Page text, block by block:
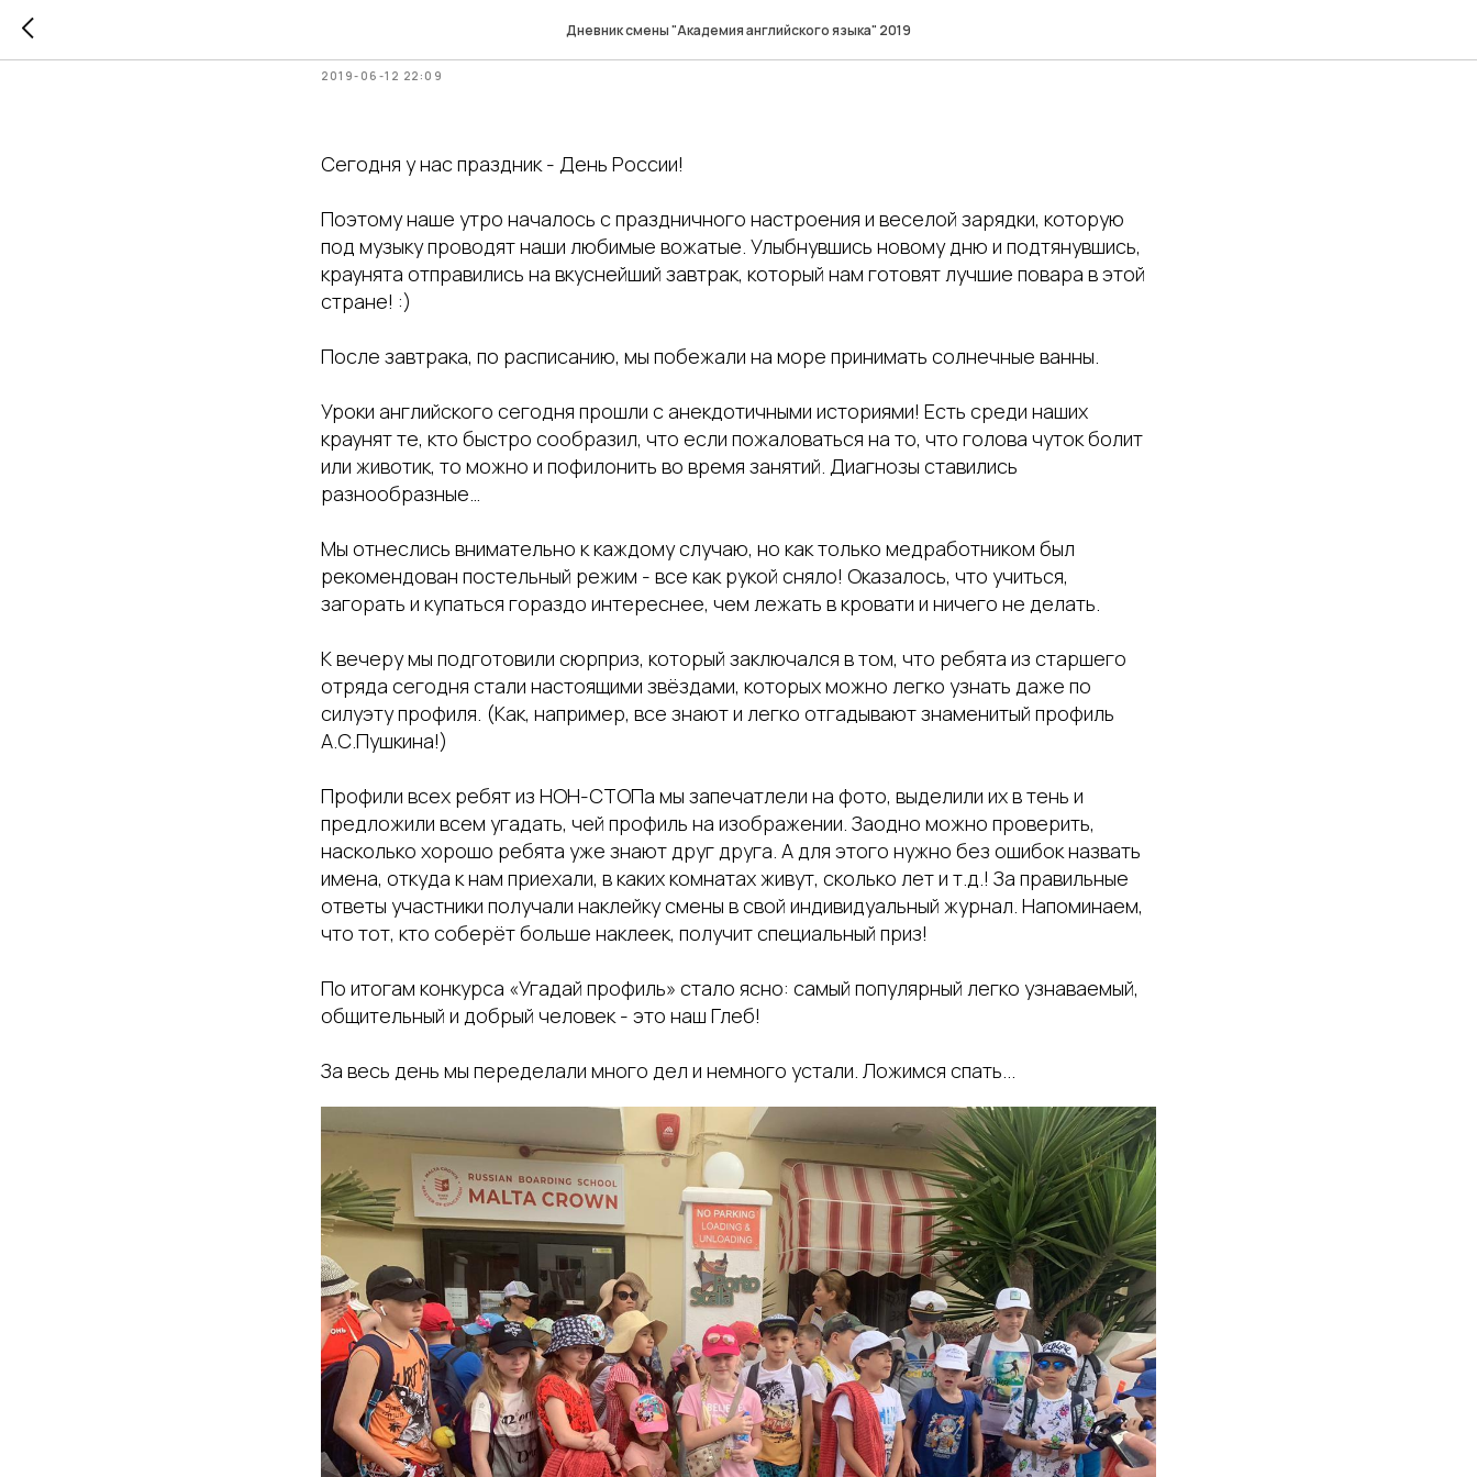
Дневник смены "Академия английского языка" 2019
2019-06-12 22:09
Сегодня у нас праздник - День России!
Поэтому наше утро началось с праздничного настроения и веселой зарядки, которую
под музыку проводят наши любимые вожатые. Улыбнувшись новому дню и подтянувшись,
краунята отправились на вкуснейший завтрак, который нам готовят лучшие повара в этой
стране! :)
После завтрака, по расписанию, мы побежали на море принимать солнечные ванны.
Уроки английского сегодня прошли с анекдотичными историями! Есть среди наших
краунят те, кто быстро сообразил, что если пожаловаться на то, что голова чуток болит
или животик, то можно и пофилонить во время занятий. Диагнозы ставились
разнообразные…
Мы отнеслись внимательно к каждому случаю, но как только медработником был
рекомендован постельный режим - все как рукой сняло! Оказалось, что учиться,
загорать и купаться гораздо интереснее, чем лежать в кровати и ничего не делать.
К вечеру мы подготовили сюрприз, который заключался в том, что ребята из старшего
отряда сегодня стали настоящими звёздами, которых можно легко узнать даже по
силуэту профиля. (Как, например, все знают и легко отгадывают знаменитый профиль
А.С.Пушкина!)
Профили всех ребят из НОН-СТОПа мы запечатлели на фото, выделили их в тень и
предложили всем угадать, чей профиль на изображении. Заодно можно проверить,
насколько хорошо ребята уже знают друг друга. А для этого нужно без ошибок назвать
имена, откуда к нам приехали, в каких комнатах живут, сколько лет и т.д.! За правильные
ответы участники получали наклейку смены в свой индивидуальный журнал. Напоминаем,
что тот, кто соберёт больше наклеек, получит специальный приз!
По итогам конкурса «Угадай профиль» стало ясно: самый популярный легко узнаваемый,
общительный и добрый человек - это наш Глеб!
За весь день мы переделали много дел и немного устали. Ложимся спать...